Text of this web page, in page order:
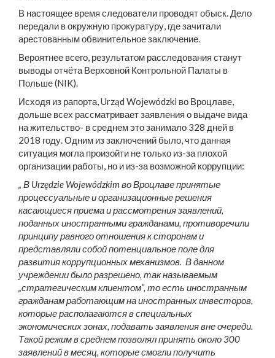
В настоящее время следователи проводят обыск. Дело
передали в окружную прокуратуру, где зачитали
арестованным обвинительное заключение.
Вероятнее всего, результатом расследования станут
выводы отчёта Верховной Контрольной Палаты в
Польше (NIK).
Исходя из рапорта, Urząd Wojewódzki во Вроцлаве,
дольше всех рассматривает заявления о выдаче вида
на жительство- в среднем это занимало 328 дней в
2018 году. Одним из заключений было, что данная
ситуация могла произойти не только из-за плохой
организации работы, но и из-за возможной коррупции:
„ В Urzędzie Wojewódzkim во Вроцлаве принятые
процессуальные и организационные решения
касающиеся приема и рассмотрения заявлений,
поданных иностранными гражданами, противоречили
принципу равного отношения к сторонам и
представляли собой потенциальное поле для
развития коррупционных механизмов. В данном
учреждении было разрешено, так называемым
„стратегическим клиентом”, то есть иностранным
гражданам работающим на иностранных инвесторов,
которые располагаются в специальных
экономических зонах, подавать заявления вне очереди.
Такой режим в среднем позволял принять около 300
заявлений в месяц, которые смогли получить